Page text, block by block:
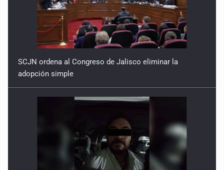
SCJN ordena al Congreso de Jalisco eliminar la
adopción simple